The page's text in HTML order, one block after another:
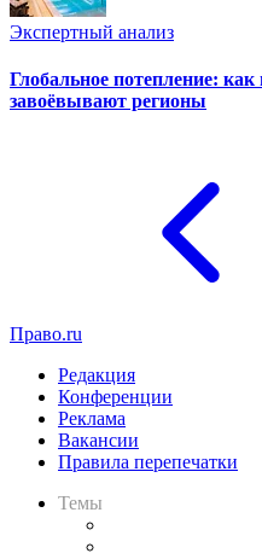
Экспертный анализ
Глобальное потепление:
завоёвывают регионы
Право.ru
Редакция
Конференции
Реклама
Вакансии
Правила перепечатки
Темы